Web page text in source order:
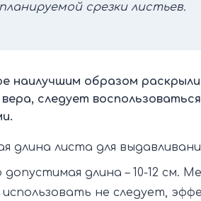
срезки листьев.
наилучшим образом
следует
длина листа для
длина – 10-12 см.
использовать не следует,